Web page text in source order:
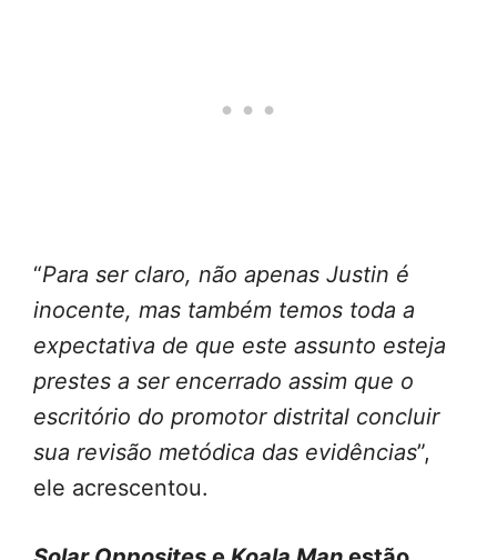
“Para ser claro, não apenas Justin é
inocente, mas também temos toda a
expectativa de que este assunto esteja
prestes a ser encerrado assim que o
escritório do promotor distrital concluir
sua revisão metódica das evidências”,
ele acrescentou.